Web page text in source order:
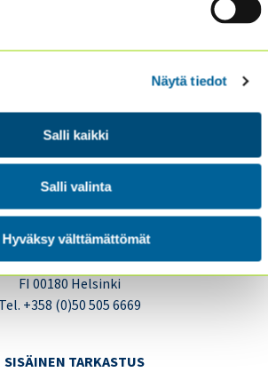
Näytä tiedot
Salli kaikki
Salli valinta
Hyväksy välttämättömät
luotettavana
tarkastajat ry / Oy Inreviso Ab
Energiakuja 3
FI 00180 Helsinki
Tel. +358 (0)50 505 6669
SISÄINEN TARKASTUS